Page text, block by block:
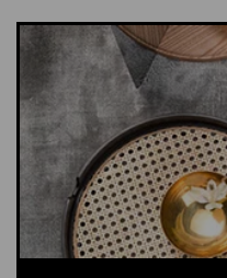
KATSO SISUSTUSVINKIT